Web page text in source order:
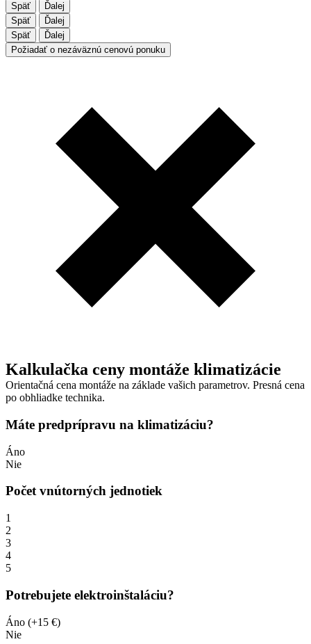
Späť
Ďalej
Späť
Ďalej
Späť
Ďalej
Požiadať o nezáväznú cenovú ponuku
Kalkulačka ceny montáže klimatizácie
Orientačná cena montáže na základe vašich parametrov. Presná cena
po obhliadke technika.
Máte predprípravu na klimatizáciu?
Áno
Nie
Počet vnútorných jednotiek
1
2
3
4
5
Potrebujete elektroinštaláciu?
Áno (+15 €)
Nie